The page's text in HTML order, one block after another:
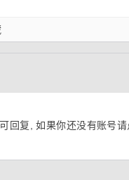
回复, 如果你还没有账号